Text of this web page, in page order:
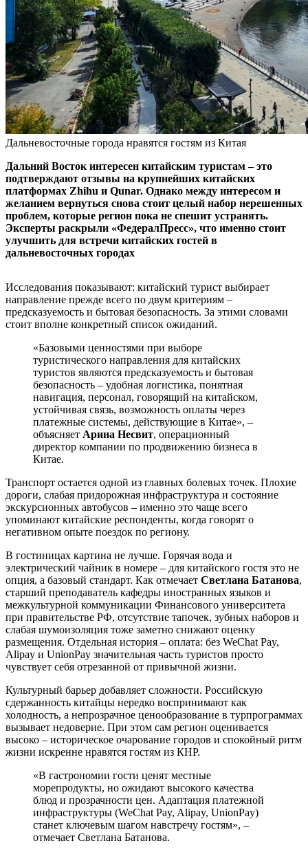
Дальневосточные города нравятся гостям из Китая
Дальний Восток интересен китайским туристам – это
подтверждают отзывы на крупнейших китайских
платформах Zhihu и Qunar. Однако между интересом и
желанием вернуться снова стоит целый набор нерешенных
проблем, которые регион пока не спешит устранять.
Эксперты раскрыли «ФедералПресс», что именно стоит
улучшить для встречи китайских гостей в
дальневосточных городах
Исследования показывают: китайский турист выбирает
направление прежде всего по двум критериям –
предсказуемость и бытовая безопасность. За этими словами
стоит вполне конкретный список ожиданий.
«Базовыми ценностями при выборе
туристического направления для китайских
туристов являются предсказуемость и бытовая
безопасность – удобная логистика, понятная
навигация, персонал, говорящий на китайском,
устойчивая связь, возможность оплаты через
платежные системы, действующие в Китае», –
объясняет Арина Несвит, операционный
директор компании по продвижению бизнеса в
Китае.
Транспорт остается одной из главных болевых точек. Плохие
дороги, слабая придорожная инфраструктура и состояние
экскурсионных автобусов – именно это чаще всего
упоминают китайские респонденты, когда говорят о
негативном опыте поездок по региону.
В гостиницах картина не лучше. Горячая вода и
электрический чайник в номере – для китайского гостя это не
опция, а базовый стандарт. Как отмечает Светлана Батанова,
старший преподаватель кафедры иностранных языков и
межкультурной коммуникации Финансового университета
при правительстве РФ, отсутствие тапочек, зубных наборов и
слабая шумоизоляция тоже заметно снижают оценку
размещения. Отдельная история – оплата: без WeChat Pay,
Alipay и UnionPay значительная часть туристов просто
чувствует себя отрезанной от привычной жизни.
Культурный барьер добавляет сложности. Российскую
сдержанность китайцы нередко воспринимают как
холодность, а непрозрачное ценообразование в турпрограммах
вызывает недоверие. При этом сам регион оценивается
высоко – историческое очарование городов и спокойный ритм
жизни искренне нравятся гостям из КНР.
«В гастрономии гости ценят местные
морепродукты, но ожидают высокого качества
блюд и прозрачности цен. Адаптация платежной
инфраструктуры (WeChat Pay, Alipay, UnionPay)
станет ключевым шагом навстречу гостям», –
отмечает Светлана Батанова.